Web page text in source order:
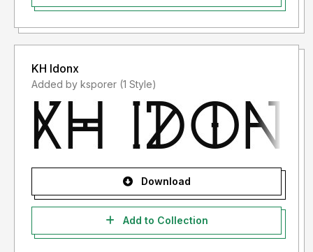
KH Idonx
Added by ksporer (1 Style)
Download
Add to Collection